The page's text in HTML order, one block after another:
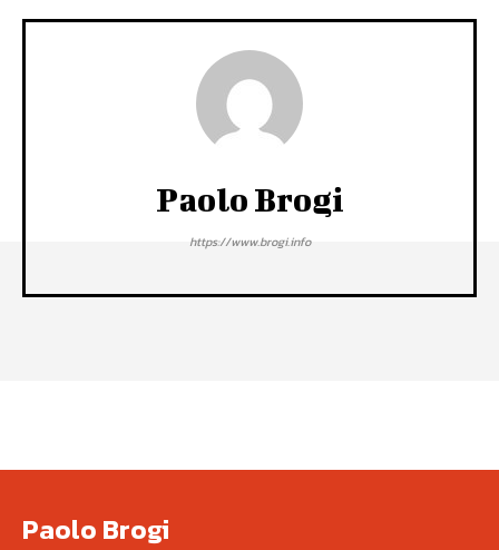
Paolo Brogi
https://www.brogi.info
Paolo Brogi